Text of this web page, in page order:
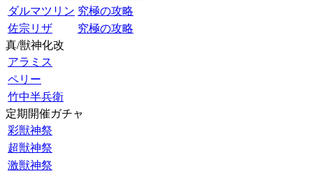
ダルマツリン 究極の攻略
佐宗リザ
究極の攻略
真/獣神化改
アラミス
ペリー
竹中半兵衛
定期開催ガチャ
彩獣神祭
超獣神祭
激獣神祭